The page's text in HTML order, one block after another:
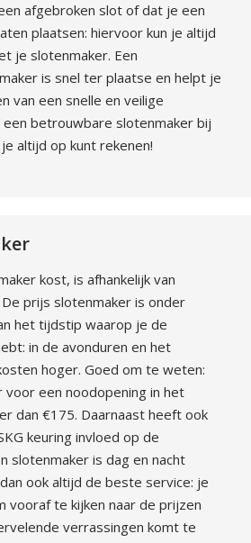
afgebroken slot of dat je een
plaatsen: hiervoor kun je altijd
je slotenmaker. Een
is snel ter plaatse en helpt je
van een snelle en veilige
betrouwbare slotenmaker bij
altijd op kunt rekenen!
kost, is afhankelijk van
prijs slotenmaker is onder
het tijdstip waarop je de
in de avonduren en het
hoger. Goed om te weten:
een noodopening in het
dan €175. Daarnaast heeft ook
keuring invloed op de
slotenmaker is dag en nacht
ook altijd de beste service: je
vooraf te kijken naar de prijzen
verrassingen komt te